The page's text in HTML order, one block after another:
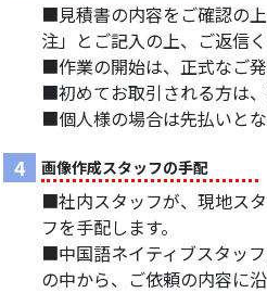
■見積書の内容をご確認の
注」とご記入の上、ご返信く
■作業の開始は、正式なご
■初めてお取引される方は
■個人様の場合は先払いとな
4 画像作成スタッフの手配
■社内スタッフが、現地ス
フを手配します。
■中国語ネイティブスタッ
の中から、ご依頼の内容に